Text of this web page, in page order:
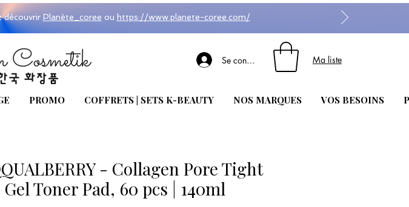
découvrir Planète_coree ou https://www.planete-coree.com/
Se connecter Ma liste
PROMO COFFRETS | SETS K-BEAUTY NOS MARQUES VOS BESOINS
- Collagen Pore Tight
Toner Pad, 60 pcs | 140ml